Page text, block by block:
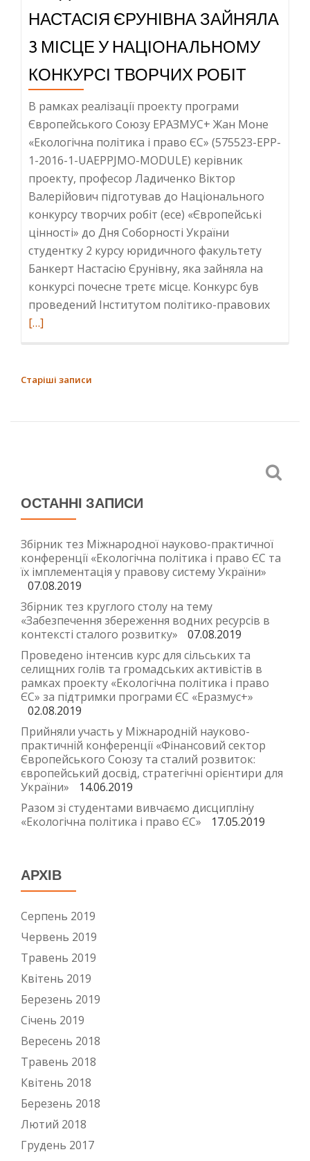
НАСТАСІЯ ЄРУНІВНА ЗАЙНЯЛА
3 МІСЦЕ У НАЦІОНАЛЬНОМУ
КОНКУРСІ ТВОРЧИХ РОБІТ
В рамках реалізації проекту програми
Європейського Союзу ЕРАЗМУС+ Жан Моне
«Екологічна політика і право ЄС» (575523-EPP-
1-2016-1-UAEPPJMO-MODULE) керівник
проекту, професор Ладиченко Віктор
Валерійович підготував до Національного
конкурсу творчих робіт (есе) «Європейські
цінності» до Дня Соборності України
студентку 2 курсу юридичного факультету
Банкерт Настасію Єрунівну, яка зайняла на
конкурсі почесне третє місце. Конкурс був
проведений Інститутом політико-правовихRead
І
ПРАВО
[…]
НАВІГАЦІЯ
Старіші записи
ОСТАННІ ЗАПИСИ
Збірник тез Міжнародної науково-практичної
конференції «Екологічна політика і право ЄС та
їх імплементація у правову систему України»
07.08.2019
Збірник тез круглого столу на тему
«Забезпечення збереження водних ресурсів в
контексті сталого розвитку»
07.08.2019
Проведено інтенсив курс для сільських та
селищних голів та громадських активістів в
рамках проекту «Екологічна політика і право
ЄС» за підтримки програми ЄС «Еразмус+»
02.08.2019
Прийняли участь у Міжнародній науково-
практичній конференції «Фінансовий сектор
Європейського Союзу та сталий розвиток:
європейський досвід, стратегічні орієнтири для
України»
14.06.2019
Разом зі студентами вивчаємо дисципліну
«Екологічна політика і право ЄС»
17.05.2019
АРХІВ
Серпень 2019
Червень 2019
Травень 2019
Квітень 2019
Березень 2019
Січень 2019
Вересень 2018
Травень 2018
Квітень 2018
Березень 2018
Лютий 2018
Грудень 2017